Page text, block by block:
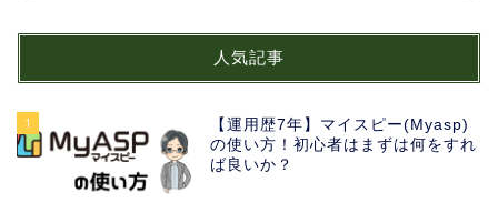
人気記事
1
【運用歴7年】マイスピー(Myasp)
の使い方！初心者はまずは何をすれ
ば良いか？